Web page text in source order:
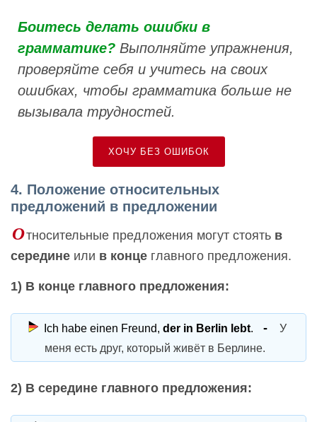
Боитесь делать ошибки в
грамматике? Выполняйте упражнения,
проверяйте себя и учитесь на своих
ошибках, чтобы грамматика больше не
вызывала трудностей.
ХОЧУ БЕЗ ОШИБОК
4. Положение относительных
предложений в предложении
Относительные предложения могут стоять в
середине или в конце главного предложения.
1) В конце главного предложения:
Ich habe einen Freund, der in Berlin lebt.
У
меня есть друг, который живёт в Берлине.
2) В середине главного предложения: